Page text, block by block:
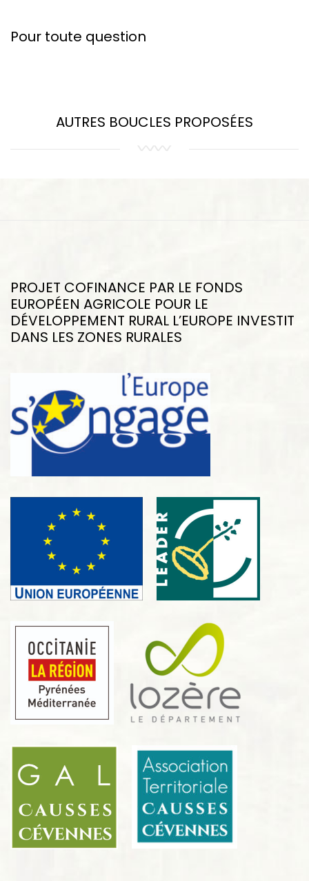
Pour toute question
AUTRES BOUCLES PROPOSÉES
PROJET COFINANCE PAR LE FONDS
EUROPÉEN AGRICOLE POUR LE
DÉVELOPPEMENT RURAL L’EUROPE INVESTIT
DANS LES ZONES RURALES